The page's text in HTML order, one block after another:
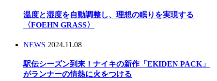
温度と湿度を自動調整し、理想の眠りを実現する
〈FOEHN GRASS〉
NEWS 2024.11.08
駅伝シーズン到来！ナイキの新作「EKIDEN PACK」
がランナーの情熱に火をつける